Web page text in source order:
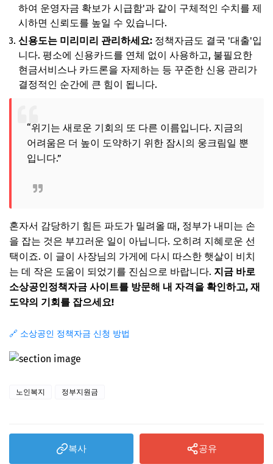
하여 운영자금 확보가 시급함'과 같이 구체적인 수치를 제
시하면 신뢰도를 높일 수 있습니다.
신용도는 미리미리 관리하세요: 정책자금도 결국 '대출'입
니다. 평소에 신용카드를 연체 없이 사용하고, 불필요한
현금서비스나 카드론을 자제하는 등 꾸준한 신용 관리가
결정적인 순간에 큰 힘이 됩니다.
“위기는 새로운 기회의 또 다른 이름입니다. 지금의
어려움은 더 높이 도약하기 위한 잠시의 웅크림일 뿐
입니다.”
혼자서 감당하기 힘든 파도가 밀려올 때, 정부가 내미는 손
을 잡는 것은 부끄러운 일이 아닙니다. 오히려 지혜로운 선
택이죠. 이 글이 사장님의 가게에 다시 따스한 햇살이 비치
는 데 작은 도움이 되었기를 진심으로 바랍니다. 지금 바로
소상공인정책자금 사이트를 방문해 내 자격을 확인하고, 재
도약의 기회를 잡으세요!
🔗 소상공인 정책자금 신청 방법
노인복지 정부지원금
복사 공유